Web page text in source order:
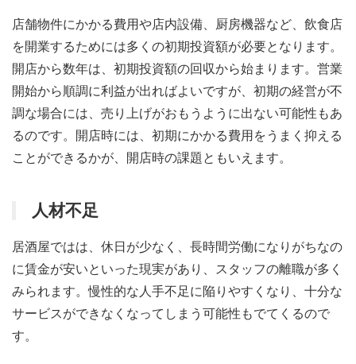
店舗物件にかかる費用や店内設備、厨房機器など、飲食店
を開業するためには多くの初期投資額が必要となります。
開店から数年は、初期投資額の回収から始まります。営業
開始から順調に利益が出ればよいですが、初期の経営が不
調な場合には、売り上げがおもうように出ない可能性もあ
るのです。開店時には、初期にかかる費用をうまく抑える
ことができるかが、開店時の課題ともいえます。
人材不足
居酒屋ではは、休日が少なく、長時間労働になりがちなの
に賃金が安いといった現実があり、スタッフの離職が多く
みられます。慢性的な人手不足に陥りやすくなり、十分な
サービスができなくなってしまう可能性もでてくるので
す。